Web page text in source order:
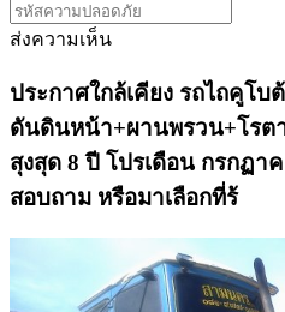
ส่งความเห็น
ประกาศใกล้เคียง รถไถคูโบ
ดันดินหน้า+ผานพรวน+โรต
สุงสุด 8 ปี โปรเดือน กรกฏา
สอบถาม หรือมาเลือกที่ร้